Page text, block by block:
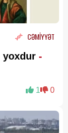
CƏMİYYƏT
yoxdur -
1 0